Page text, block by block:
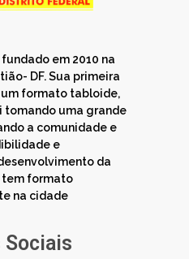
em 2010 na
DF. Sua primeira
formato tabloide,
uma grande
a comunidade e
e
da
tem formato
na cidade
Sociais